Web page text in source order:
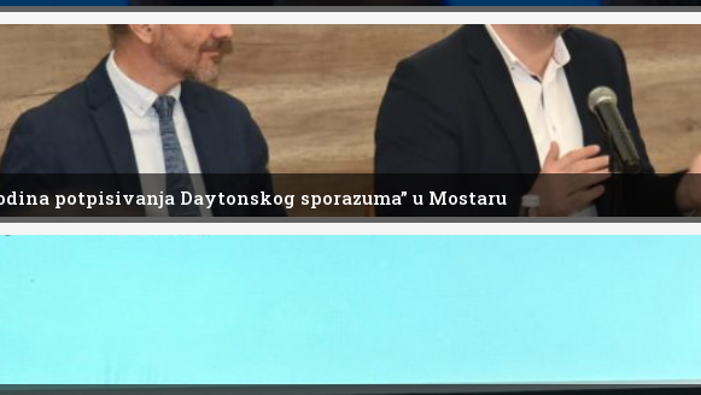
potpisivanja Daytonskog sporazuma” u Mostaru